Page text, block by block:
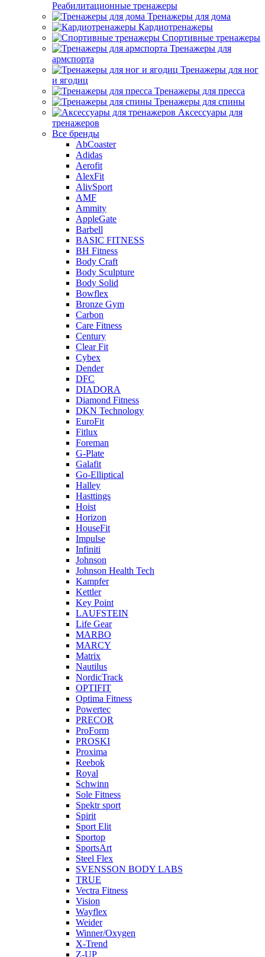
Реабилитационные тренажеры
Тренажеры для дома
Кардиотренажеры
Спортивные тренажеры
Тренажеры для
армспорта
Тренажеры для ног
и ягодиц
Тренажеры для пресса
Тренажеры для спины
Аксессуары для
тренажеров
Все бренды
AbCoaster
Adidas
Aerofit
AlexFit
AlivSport
AMF
Ammity
AppleGate
Barbell
BASIC FITNESS
BH Fitness
Body Craft
Body Sculpture
Body Solid
Bowflex
Bronze Gym
Carbon
Care Fitness
Century
Clear Fit
Cybex
Dender
DFC
DIADORA
Diamond Fitness
DKN Technology
EuroFit
Fitlux
Foreman
G-Plate
Galafit
Go-Elliptical
Halley
Hasttings
Hoist
Horizon
HouseFit
Impulse
Infiniti
Johnson
Johnson Health Tech
Kampfer
Kettler
Key Point
LAUFSTEIN
Life Gear
MARBO
MARCY
Matrix
Nautilus
NordicTrack
OPTIFIT
Optima Fitness
Powertec
PRECOR
ProForm
PROSKI
Proxima
Reebok
Royal
Schwinn
Sole Fitness
Spektr sport
Spirit
Sport Elit
Sportop
SportsArt
Steel Flex
SVENSSON BODY LABS
TRUE
Vectra Fitness
Vision
Wayflex
Weider
Winner/Oxygen
X-Trend
Z-UP